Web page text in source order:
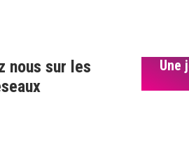
nous sur les
Une